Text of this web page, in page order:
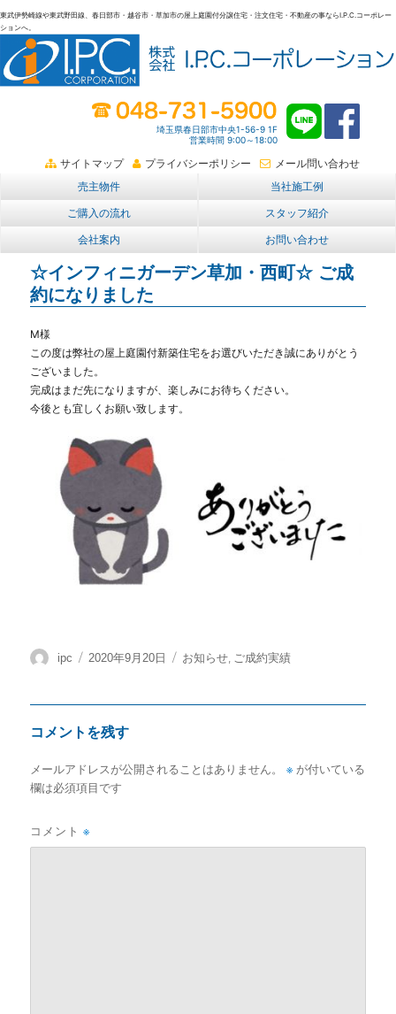
東武伊勢崎線や東武野田線、春日部市・越谷市・草加市の屋上庭園付分譲住宅・注文住宅・不動産の事ならI.P.C.コーポレー
ションへ。
春日部・越谷・草加の不動産。I.P.C.コーポレーション。屋上庭園も
埼玉県春日部市中央1-56-9 1F
営業時間 9:00～18:00
サイトマップ プライバシーポリシー
メール問い合わせ
売主物件
当社施工例
ご購入の流れ スタッフ紹介
会社案内 お問い合わせ
☆インフィニガーデン草加・西町☆ ご成
約になりました
M様
この度は弊社の屋上庭園付新築住宅をお選びいただき誠にありがとう
ございました。
完成はまだ先になりますが、楽しみにお待ちください。
今後とも宜しくお願い致します。
投
ipc
投
2020年9月20日
カ
お知らせ, ご成約実績
コメントを残す
メールアドレスが公開されることはありません。 ※ が付いている
欄は必須項目です
コメント※